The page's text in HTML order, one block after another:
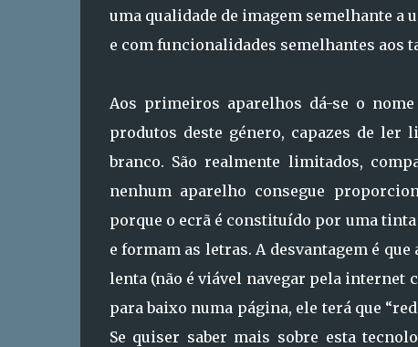
uma qualidade de imagem semelhante a
e com funcionalidades semelhantes aos
Aos primeiros aparelhos dá-se o
produtos deste género, capazes de ler
branco. São realmente limitados,
nenhum aparelho consegue
porque o ecrã é constituído por uma
e formam as letras. A desvantagem é
lenta (não é viável navegar pela internet
para baixo numa página, ele terá que
Se quiser saber mais sobre esta